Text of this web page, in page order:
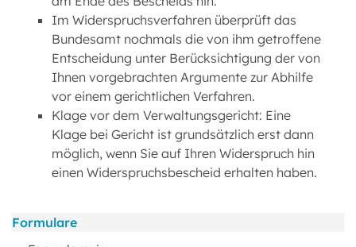
Im Widerspruchsverfahren überprüft das
Bundesamt nochmals die von ihm getroffene
Entscheidung unter Berücksichtigung der von
Ihnen vorgebrachten Argumente zur Abhilfe
vor einem gerichtlichen Verfahren.
Klage vor dem Verwaltungsgericht: Eine
Klage bei Gericht ist grundsätzlich erst dann
möglich, wenn Sie auf Ihren Widerspruch hin
einen Widerspruchsbescheid erhalten haben.
Formulare